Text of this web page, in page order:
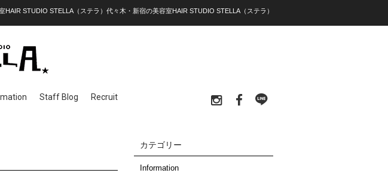
HAIR STUDIO STELLA（ステラ）代々木・新宿の美容室HAIR STUDIO STELLA（ステラ）
Staff Blog Recruit
カテゴリー
Information